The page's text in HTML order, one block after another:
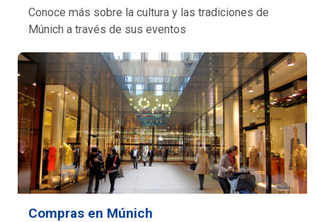
Conoce más sobre la cultura y las tradiciones de
Múnich a través de sus eventos
Compras en Múnich